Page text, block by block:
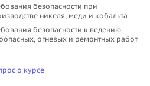
безопасности при
никеля, меди и кобальта
безопасности к ведению
огневых и ремонтных работ
о курсе